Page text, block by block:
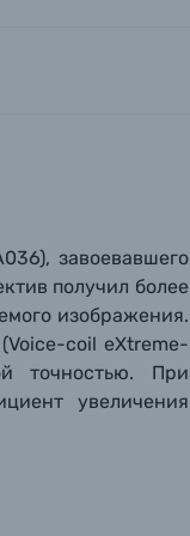
завоевавшего
получил более
изображения.
(Voice-coil eXtreme-
точностью. При
увеличения